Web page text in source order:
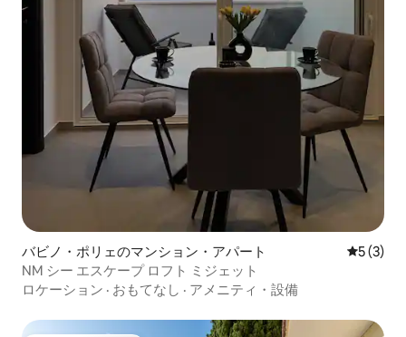
バビノ・ポリェのマンション・アパート レビュー
5 (3)
NM シー エスケープ ロフト ミジェット
ロケーション · おもてなし · アメニティ・設備